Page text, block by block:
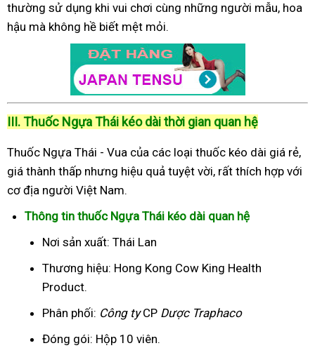
thường sử dụng khi vui chơi cùng những người mẫu, hoa
hậu mà không hề biết mệt mỏi.
III. Thuốc Ngựa Thái kéo dài thời gian quan hệ
Thuốc Ngựa Thái - Vua của các loại thuốc kéo dài giá rẻ,
giá thành thấp nhưng hiệu quả tuyệt vời, rất thích hợp với
cơ địa người Việt Nam.
Thông tin thuốc Ngựa Thái kéo dài quan hệ
Nơi sản xuất: Thái Lan
Thương hiệu: Hong Kong Cow King Health
Product.
Phân phối: Công tyCP Dược Traphaco
Đóng gói: Hộp 10 viên.